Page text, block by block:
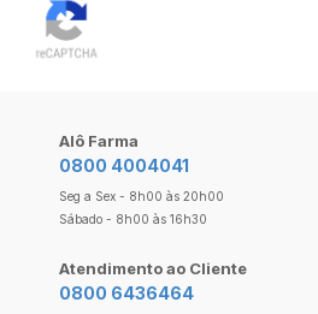
Alô Farma
0800 4004041
Seg a Sex - 8h00 às 20h00
Sábado - 8h00 às 16h30
Atendimento ao Cliente
0800 6436464